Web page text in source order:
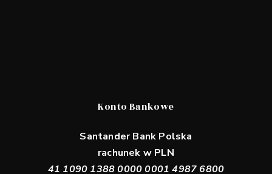
Konto Bankowe
Santander Bank Polska
rachunek w PLN
41 1090 1388 0000 0001 4987 6800